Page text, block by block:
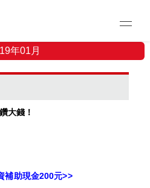
年01月
大錢！
補助現金200元>>